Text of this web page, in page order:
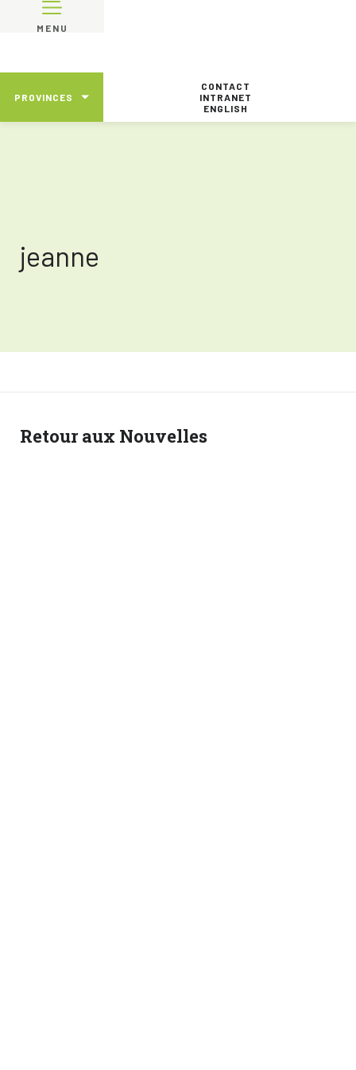
MENU
PROVINCES
CONTACT
INTRANET
ENGLISH
jeanne
Retour aux Nouvelles